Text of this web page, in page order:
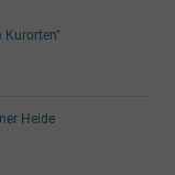
Kurorten"
Heide